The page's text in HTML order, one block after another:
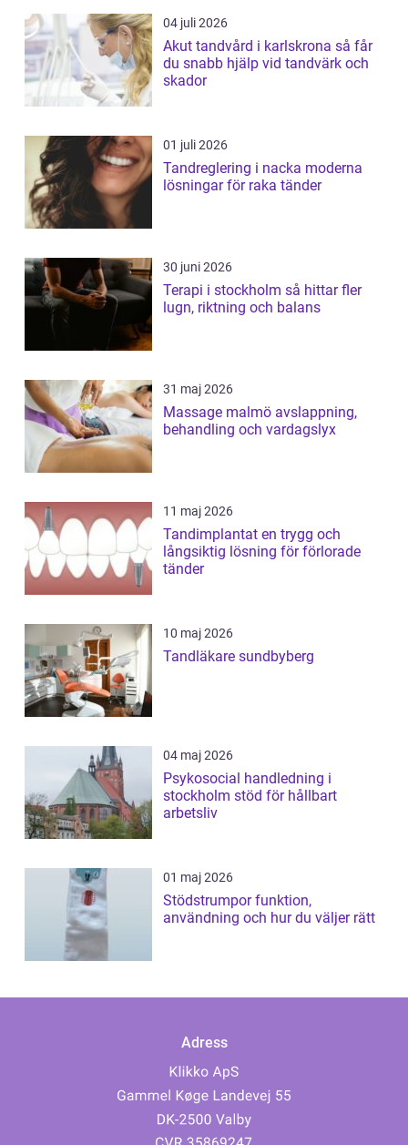
04 juli 2026
Akut tandvård i karlskrona så får
du snabb hjälp vid tandvärk och
skador
01 juli 2026
Tandreglering i nacka moderna
lösningar för raka tänder
30 juni 2026
Terapi i stockholm så hittar fler
lugn, riktning och balans
31 maj 2026
Massage malmö avslappning,
behandling och vardagslyx
11 maj 2026
Tandimplantat en trygg och
långsiktig lösning för förlorade
tänder
10 maj 2026
Tandläkare sundbyberg
04 maj 2026
Psykosocial handledning i
stockholm stöd för hållbart
arbetsliv
01 maj 2026
Stödstrumpor funktion,
användning och hur du väljer rätt
Adress